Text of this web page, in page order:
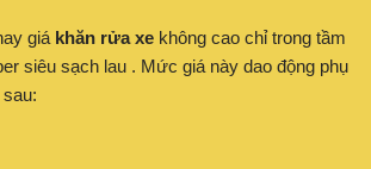
giá khăn rửa xe không cao chỉ trong tầm
siêu sạch lau . Mức giá này dao động phụ